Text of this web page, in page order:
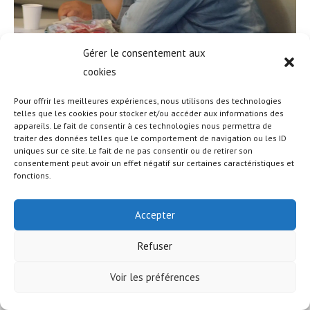
Gérer le consentement aux
cookies
Pour offrir les meilleures expériences, nous utilisons des technologies
telles que les cookies pour stocker et/ou accéder aux informations des
appareils. Le fait de consentir à ces technologies nous permettra de
traiter des données telles que le comportement de navigation ou les ID
uniques sur ce site. Le fait de ne pas consentir ou de retirer son
consentement peut avoir un effet négatif sur certaines caractéristiques et
fonctions.
Accepter
Refuser
Voir les préférences
© COPYRIGHT - OCEANWP THEME BY NICK